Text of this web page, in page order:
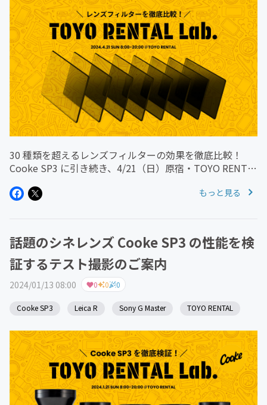
30 種類を超えるレンズフィルターの効果を徹底比較！
Cooke SP3 に引き続き、4/21（日）原宿・TOYO RENTAL
から tokyo g...
もっと見る
話題のシネレンズ Cooke SP3 の性能を検
証するテスト撮影のご案内
2024/01/13 08:00 0 0 0
Cooke SP3 Leica R Sony G Master TOYO RENTAL